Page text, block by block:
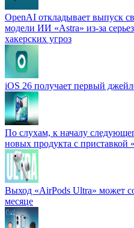
OpenAI откладывает выпуск
модели ИИ «Astra» из-за
хакерских угроз
iOS 26 получает первый
По слухам, к началу
новых продукта с приставкой
Выход «AirPods Ultra» может
месяце